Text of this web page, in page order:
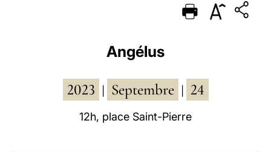
PORTUGUÊS
POLSKI
Angélus
2023 Septembre 24
12h, place Saint-Pierre